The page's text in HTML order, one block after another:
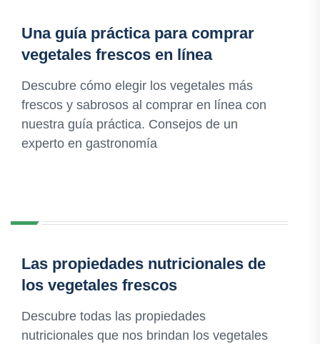
Una guía práctica para comprar
vegetales frescos en línea
Descubre cómo elegir los vegetales más
frescos y sabrosos al comprar en línea con
nuestra guía práctica. Consejos de un
experto en gastronomía
Las propiedades nutricionales de
los vegetales frescos
Descubre todas las propiedades
nutricionales que nos brindan los vegetales